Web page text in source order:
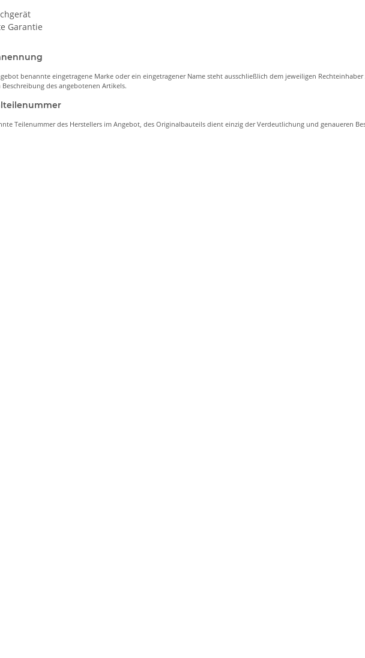
Garantie
benannte eingetragene Marke oder ein eingetragener Name steht ausschließlich dem jeweiligen
Beschreibung des angebotenen Artikels.
Teilenummer des Herstellers im Angebot, des Originalbauteils dient einzig der Verdeutlichung und genaueren